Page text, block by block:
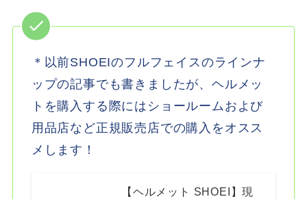
＊以前SHOEIのフルフェイスのラインナ
ップの記事でも書きましたが、ヘルメッ
トを購入する際にはショールームおよび
用品店など正規販売店での購入をオスス
メします！
【ヘルメット SHOEI】現